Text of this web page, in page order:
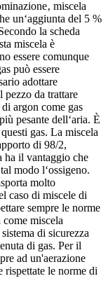
miscela
un‘aggiunta del 5 %
la scheda
miscela è
essere comunque
può essere
adottare
pezzo da trattare
argon come gas
pesante dell‘aria. È
gas. La miscela
di 98/2,
ha il vantaggio che
modo l‘ossigeno.
molto
caso di miscele di
sempre le norme
miscela
di sicurezza
di gas. Per il
ad un'aerazione
rispettate le norme di